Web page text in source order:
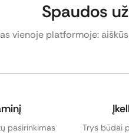
plastiku,
Spaudos
vienoje platformoje:
pasirinkimas
Trys būdai